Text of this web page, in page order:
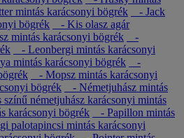
mintás karácsonyi bögrék
- Jack
bögrék
- Kis olasz agár
mintás karácsonyi bögrék
-
- Leonbergi mintás karácsonyi
mintás karácsonyi bögrék
-
- Mopsz mintás karácsonyi
bögrék
- Németjuhász mintás
németjuhász karácsonyi mintás
karácsonyi bögrék
- Papillon mintás
palotapincsi mintás karácsonyi